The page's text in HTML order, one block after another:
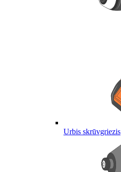
Urbis skrūvgriezis